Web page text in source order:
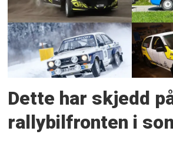
Dette har skjedd
rallybilfronten i